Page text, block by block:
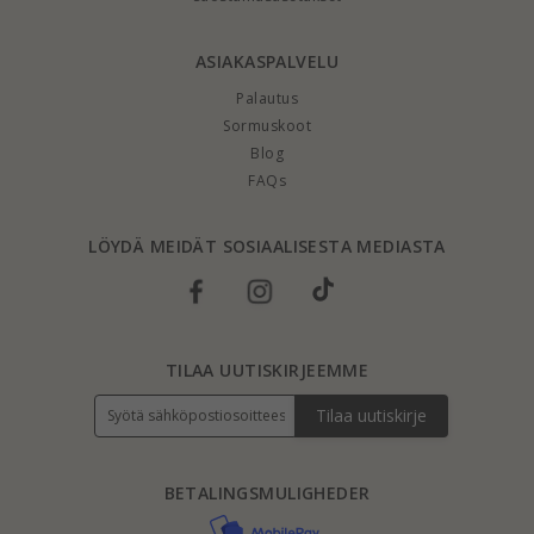
ASIAKASPALVELU
Palautus
Sormuskoot
Blog
FAQs
LÖYDÄ MEIDÄT SOSIAALISESTA MEDIASTA
BETALINGSMULIGHEDER
TILAA UUTISKIRJEEMME
Tilaa uutiskirje